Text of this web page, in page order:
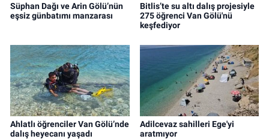
Süphan Dağı ve Arin Gölü’nün
eşsiz günbatımı manzarası
Bitlis’te su altı dalış projesiyle
275 öğrenci Van Gölü'nü
keşfediyor
Ahlatlı öğrenciler Van Gölü’nde
dalış heyecanı yaşadı
Adilcevaz sahilleri Ege'yi
aratmıyor